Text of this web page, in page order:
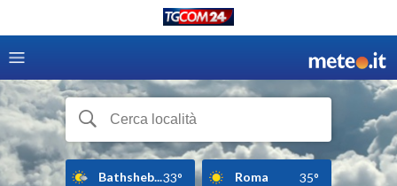
Bathsheb...33° Roma 35°